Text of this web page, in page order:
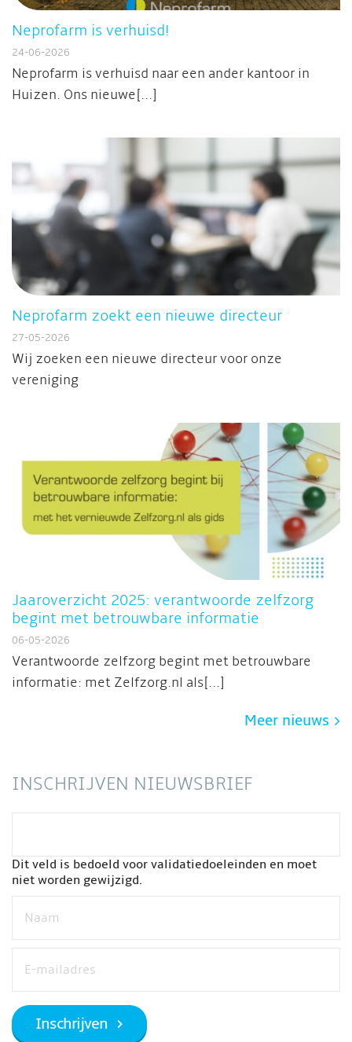
Neprofarm is verhuisd!
24-06-2026
Neprofarm is verhuisd naar een ander kantoor in
Huizen. Ons nieuwe[...]
Neprofarm zoekt een nieuwe directeur
27-05-2026
Wij zoeken een nieuwe directeur voor onze
vereniging
Jaaroverzicht 2025: verantwoorde zelfzorg
begint met betrouwbare informatie
06-05-2026
Verantwoorde zelfzorg begint met betrouwbare
informatie: met Zelfzorg.nl als[...]
Meer nieuws
INSCHRIJVEN NIEUWSBRIEF
Dit veld is bedoeld voor validatiedoeleinden en moet
niet worden gewijzigd.